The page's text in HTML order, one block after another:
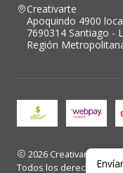
Creativarte
Apoquindo 4900
7690314 Santiago -
Región
2026 Creativarte.
Todos los derechos